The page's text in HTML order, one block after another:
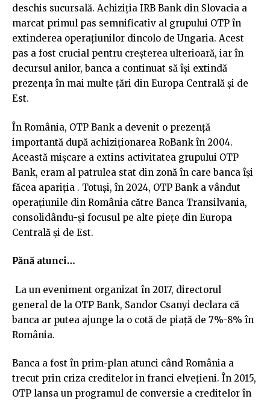
deschis sucursală. Achiziția IRB Bank din Slovacia a
marcat primul pas semnificativ al grupului OTP în
extinderea operațiunilor dincolo de Ungaria. Acest
pas a fost crucial pentru creșterea ulterioară, iar în
decursul anilor, banca a continuat să își extindă
prezența în mai multe țări din Europa Centrală și de
Est.
În România, OTP Bank a devenit o prezență
importantă după achiziționarea RoBank în 2004.
Această mișcare a extins activitatea grupului OTP
Bank, eram al patrulea stat din zonă în care banca își
făcea apariția . Totuși, în 2024, OTP Bank a vândut
operațiunile din România către Banca Transilvania,
consolidându-și focusul pe alte piețe din Europa
Centrală și de Est.
Pănă atunci…
La un eveniment organizat în 2017, directorul
general de la OTP Bank, Sandor Csanyi declara că
banca ar putea ajunge la o cotă de piaţă de 7%-8% în
România.
Banca a fost în prim-plan atunci când România a
trecut prin criza creditelor in franci elvețieni. În 2015,
OTP lansa un programul de conversie a creditelor în